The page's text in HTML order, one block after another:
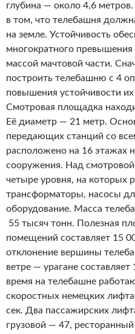
глубина — около 4,6
в том, что телебашня
на земле. Устойчивость
многократного
массой мачтовой части.
построить телебашню с 4
повышения устойчивости
Смотровая площадка
Её диаметр — 21 метр.
передающих станций со
расположено на 16 этажах
сооружения. Над
четыре уровня, на которых
трансформаторы, насосы
оборудование. Масса
55 тысяч тонн. Полезная
помещений составляет 15
отклонение вершины
ветре — урагане
время на телебашне
скоростных немецких
сек. Два пассажирских
грузовой — 47,